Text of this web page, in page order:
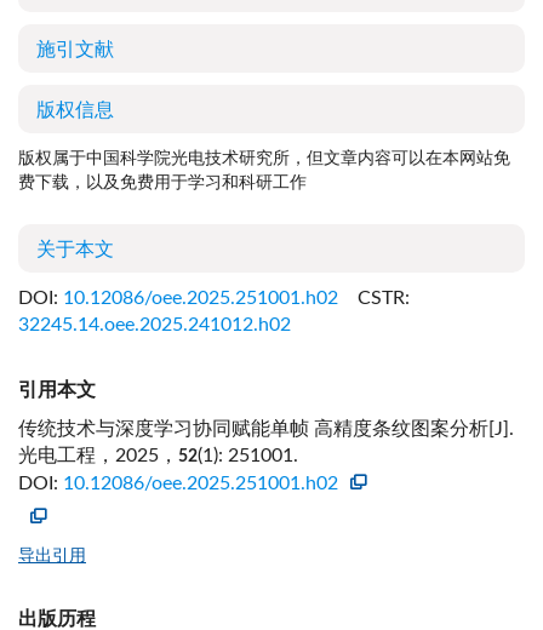
施引文献
版权信息
版权属于中国科学院光电技术研究所，但文章内容可以在本网站免
费下载，以及免费用于学习和科研工作
关于本文
DOI: 10.12086/oee.2025.251001.h02
CSTR:
32245.14.oee.2025.241012.h02
引用本文
传统技术与深度学习协同赋能单帧 高精度条纹图案分析[J].
光电工程，2025， 52(1): 251001.
DOI: 10.12086/oee.2025.251001.h02
导出引用
出版历程